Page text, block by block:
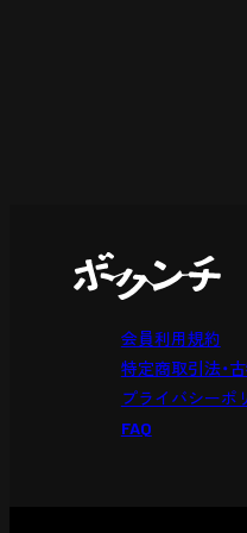
会員利用規約
特定商取引法・
プライバシーポ
FAQ